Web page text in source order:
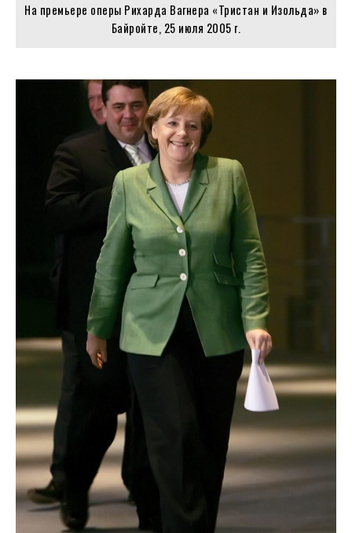
На премьере оперы Рихарда Вагнера «Тристан и Изольда» в
Байройте, 25 июля 2005 г.